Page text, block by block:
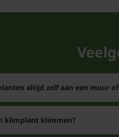
altijd zelf aan een muur
klimplant klimmen?